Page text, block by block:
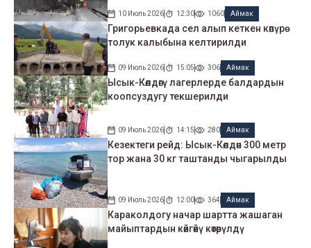
10 Июль 2026 12:30 1060 Аймак
Григорьевкада сел алып кеткен көпүрө
толук калыбына келтирилди
09 Июль 2026 15:05 306 Аймак
Ысык-Көлдөгү лагерлерде балдардын
коопсуздугу текшерилди
09 Июль 2026 14:15 280 Аймак
Кезектеги рейд: Ысык-Көлдөн 300 метр
тор жана 30 кг таштанды чыгарылды
09 Июль 2026 12:00 364 Аймак
Караколдогу начар шартта жашаган
майыптардын көйгөйү көтөрүлдү